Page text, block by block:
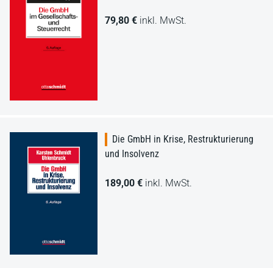
79,80 € inkl. MwSt.
Die GmbH in Krise, Restrukturierung
und Insolvenz
189,00 € inkl. MwSt.